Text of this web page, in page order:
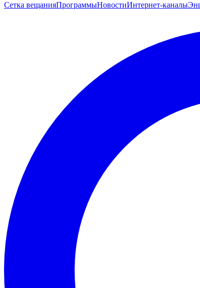
Сетка вещанияПрограммыНовостиИнтернет-каналы